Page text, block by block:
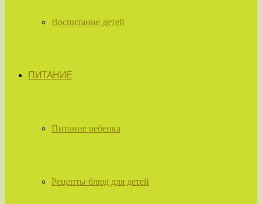
Воспитание детей
ПИТАНИЕ
Питание ребенка
Рецепты блюд для детей